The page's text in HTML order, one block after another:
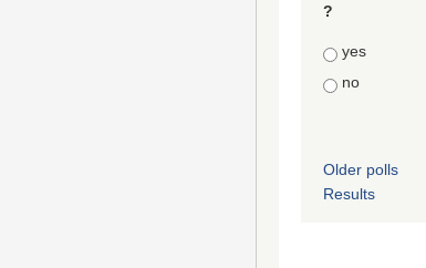
?
Choices
yes
no
Older polls
Results